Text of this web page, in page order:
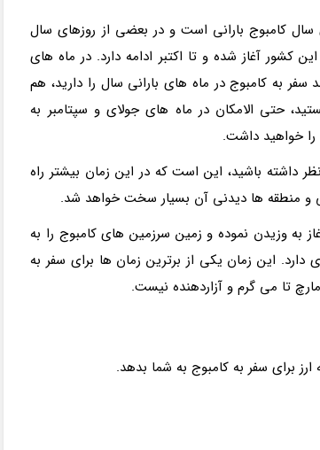
کامبوج بارانی است و در بعضی از روزهای سال
کشور آغاز شده و تا اکتبر ادامه دارد. در ماه های
به کامبوج در ماه های بارانی سال را دارید، هم
حتی الامکان در ماه های جولای و سپتامبر به
را خواهید داشت.
داشته باشید، این است که در این زمان بیشتر راه
و منطقه ها دیدنی آن بسیار سخت خواهد شد.
به وزیدن نموده و زمین سرزمین های کامبوج را به
این زمان یکی از برترین زمان ها برای سفر به
تا می گرم و آزاردهنده نیست.
برای سفر به کامبوج به شما بدهد.